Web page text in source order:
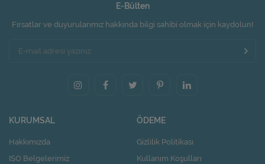
E-Bülten
Fırsatlar ve duyurularımız hakkında bilgi sahibi olmak için kaydolun!
KURUMSAL
Hakkımızda
ISO Belgelerimiz
ÖDEME
Gizlilik Politikası
Kullanım Koşulları